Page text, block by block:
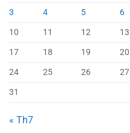
3
4 5 6
10
11 12 13
17
18 19 20
24
25 26 27
31
« Th7